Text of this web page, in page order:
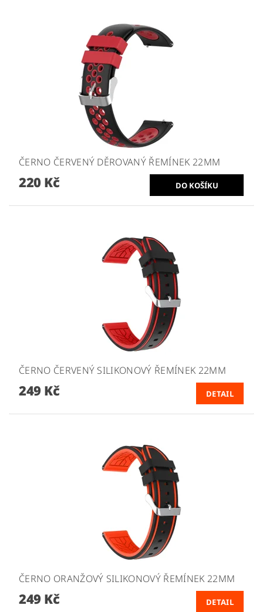
ČERNO ČERVENÝ DĚROVANÝ ŘEMÍNEK 22MM
220 Kč
ČERNO ČERVENÝ SILIKONOVÝ ŘEMÍNEK 22MM
249 Kč DETAIL
ČERNO ORANŽOVÝ SILIKONOVÝ ŘEMÍNEK 22MM
249 Kč DETAIL